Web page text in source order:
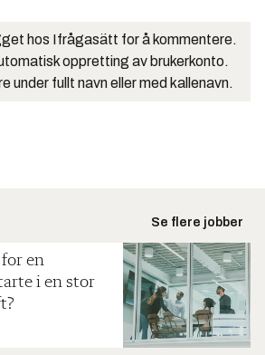
hos Ifrågasätt for å kommentere.
oppretting av brukerkonto.
under fullt navn eller med kallenavn.
Se flere jobber
en
i en stor